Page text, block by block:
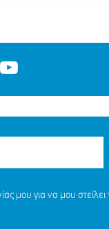
μου για να μου στείλει